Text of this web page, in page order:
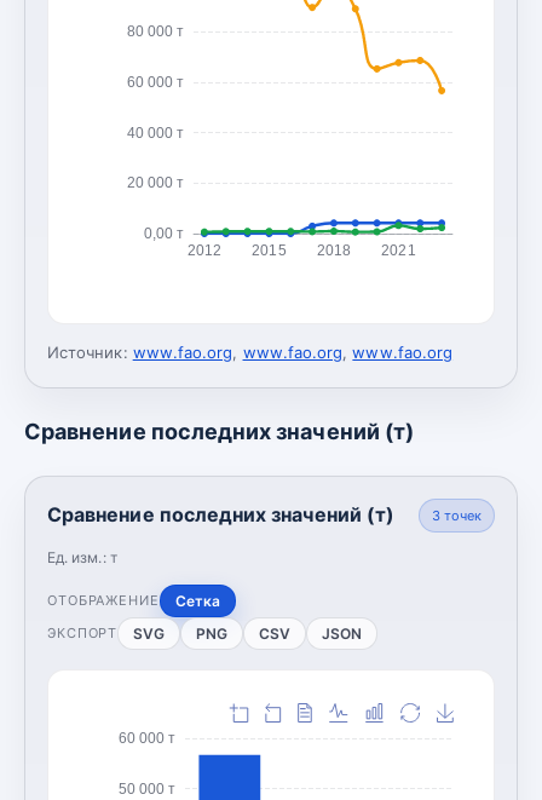
0,00 т
20 000 т
40 000 т
60 000 т
80 000 т
2012 2015 2018 2021
Источник: www.fao.org, www.fao.org,www.fao.org
Сравнение последних значений (т)
Сравнение последних значений (т)
Ед. изм.: т
3точек
ОТОБРАЖЕНИЕ Сетка
ЭКСПОРТ SVG PNG CSV JSON
50 000 т
60 000 т